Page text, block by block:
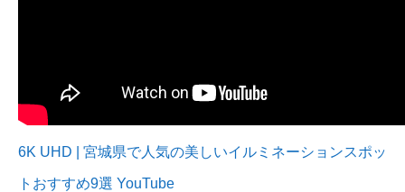
6K UHD | 宮城県で人気の美しいイルミネーションスポッ
トおすすめ9選 YouTube